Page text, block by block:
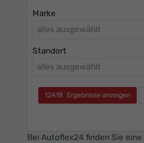
Marke
alles ausgewählt
Standort
alles ausgewählt
12418 Ergebnisse anzeigen
Bei Autoflex24 finden Sie